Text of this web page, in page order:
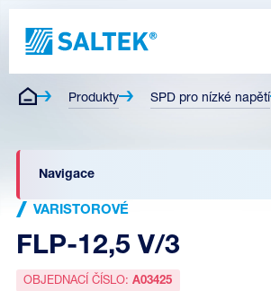
Produkty SPD pro nízké napětí
Navigace
VARISTOROVÉ
FLP-12,5 V/3
OBJEDNACÍ ČÍSLO:A03425